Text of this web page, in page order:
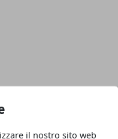
il nostro sito web